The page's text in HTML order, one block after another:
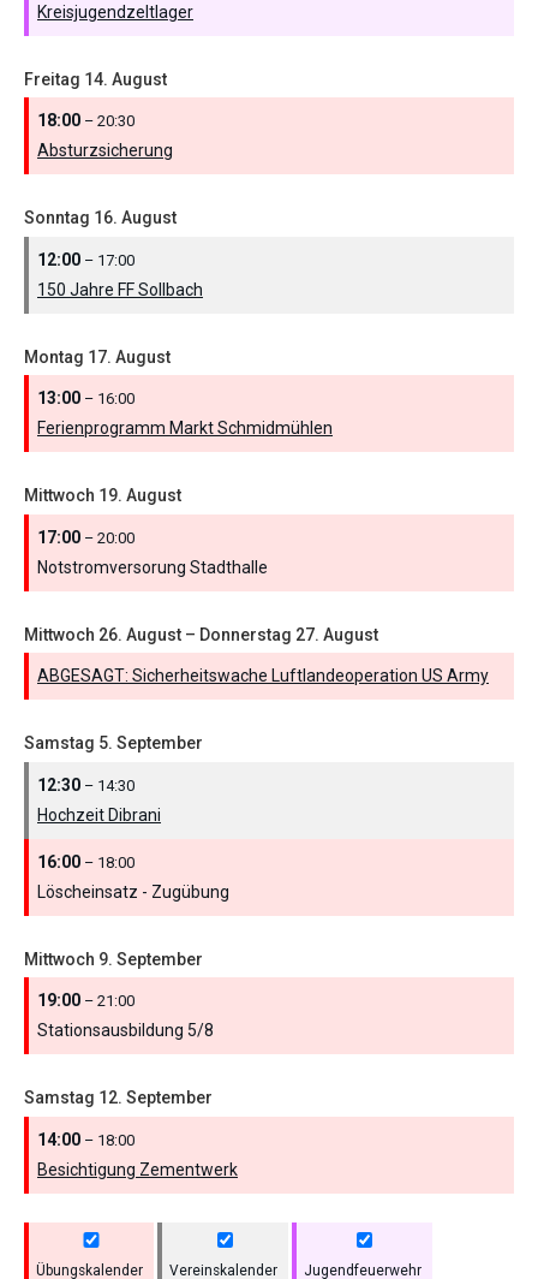
Kreisjugendzeltlager
Freitag 14. August
18:00 – 20:30
Absturzsicherung
Sonntag 16. August
12:00 – 17:00
150 Jahre FF Sollbach
Montag 17. August
13:00 – 16:00
Ferienprogramm Markt Schmidmühlen
Mittwoch 19. August
17:00 – 20:00
Notstromversorung Stadthalle
Mittwoch 26. August – Donnerstag 27. August
ABGESAGT: Sicherheitswache Luftlandeoperation US Army
Samstag 5. September
12:30 – 14:30
Hochzeit Dibrani
16:00 – 18:00
Löscheinsatz - Zugübung
Mittwoch 9. September
19:00 – 21:00
Stationsausbildung 5/8
Samstag 12. September
14:00 – 18:00
Besichtigung Zementwerk
Übungskalender Vereinskalender Jugendfeuerwehr